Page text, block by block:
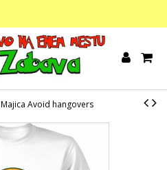
Majica Avoid hangovers